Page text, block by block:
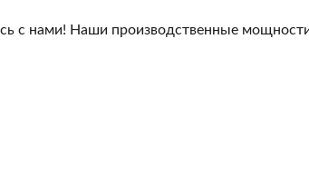
с нами! Наши производственные